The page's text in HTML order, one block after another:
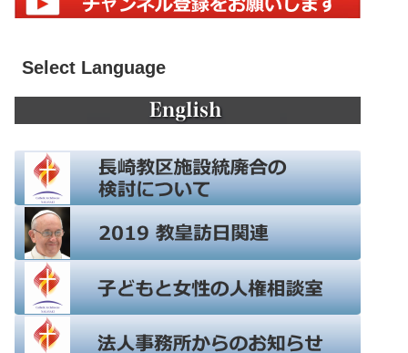
Select Language